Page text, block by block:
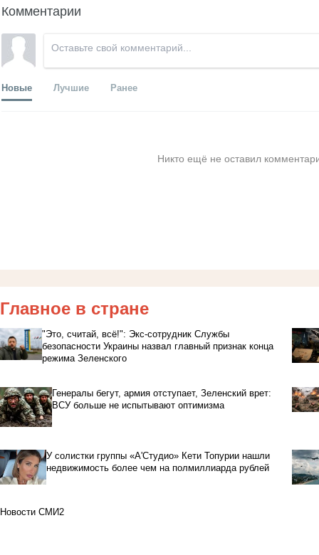
Комментарии
Новые Лучшие Ранее
Никто ещё не оставил
Главное в стране
"Это, считай, всё!": Экс-сотрудник Службы
безопасности Украины назвал главный признак конца
режима Зеленского
Генералы бегут, армия отступает, Зеленский врет:
ВСУ больше не испытывают оптимизма
У солистки группы «А'Студио» Кети Топурии нашли
недвижимость более чем на полмиллиарда рублей
Новости СМИ2